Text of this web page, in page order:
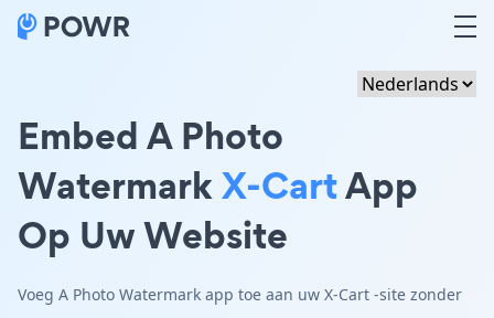
Embed A Photo
WatermarkX-CartApp
Op Uw Website
Voeg A Photo Watermark app toe aan uw X-Cart -site zonder